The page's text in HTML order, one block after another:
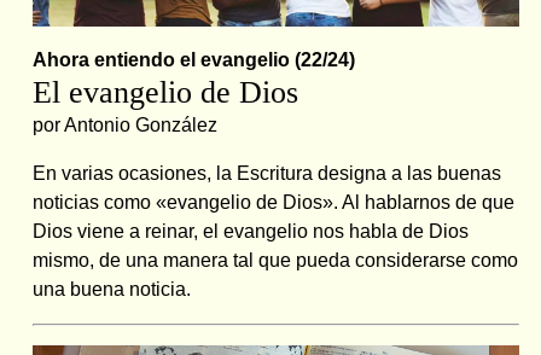
Ahora entiendo el evangelio (22/24)
El evangelio de Dios
por Antonio González
En varias ocasiones, la Escritura designa a las buenas
noticias como «evangelio de Dios». Al hablarnos de que
Dios viene a reinar, el evangelio nos habla de Dios
mismo, de una manera tal que pueda considerarse como
una buena noticia.